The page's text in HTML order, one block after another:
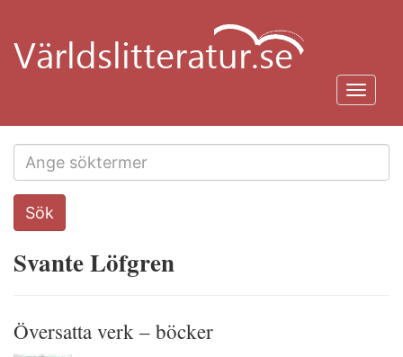
huvudinnehåll
Search
this
Sök
Svante Löfgren
Översatta verk – böcker